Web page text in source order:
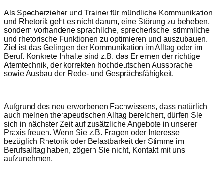
Als Specherzieher und Trainer für mündliche Kommunikation
und Rhetorik geht es nicht darum, eine Störung zu beheben,
sondern vorhandene sprachliche, sprecherische, stimmliche
und rhetorische Funktionen zu optimieren und auszubauen.
Ziel ist das Gelingen der Kommunikation im Alltag oder im
Beruf. Konkrete Inhalte sind z.B. das Erlernen der richtige
Atemtechnik, der korrekten hochdeutschen Aussprache
sowie Ausbau der Rede- und Gesprächsfähigkeit.
Aufgrund des neu erworbenen Fachwissens, dass natürlich
auch meinen therapeutischen Alltag bereichert, dürfen Sie
sich in nächster Zeit auf zusätzliche Angebote in unserer
Praxis freuen. Wenn Sie z.B. Fragen oder Interesse
bezüglich Rhetorik oder Belastbarkeit der Stimme im
Berufsalltag haben, zögern Sie nicht, Kontakt mit uns
aufzunehmen.